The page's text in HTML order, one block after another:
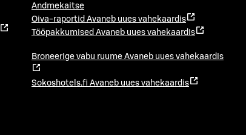
Andmekaitse
Oiva-raportid Avaneb uues vahekaardis
Tööpakkumised Avaneb uues vahekaardis
Broneerige vabu ruume Avaneb uues vahekaardis
Sokoshotels.fi Avaneb uues vahekaardis